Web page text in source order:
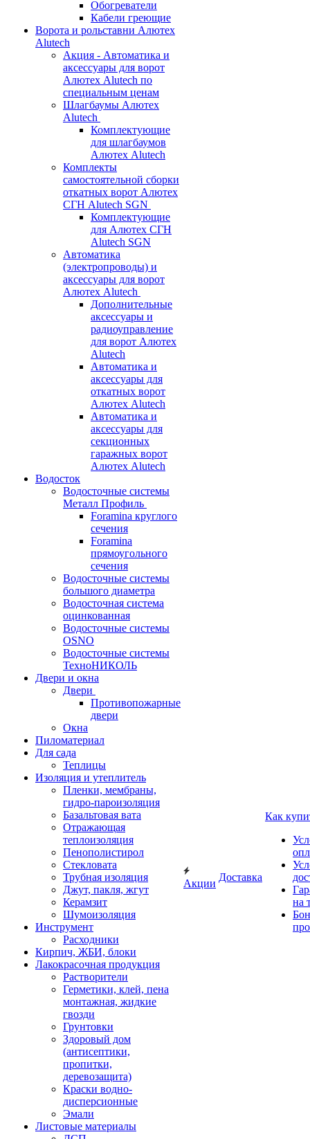
Обогреватели
Кабели греющие
Ворота и рольставни Алютех
Alutech
Акция - Автоматика и
аксессуары для ворот
Алютех Alutech по
специальным ценам
Шлагбаумы Алютех
Alutech
Комплектующие
для шлагбаумов
Алютех Alutech
Комплекты
самостоятельной сборки
откатных ворот Алютех
СГН Alutech SGN
Комплектующие
для Алютех СГН
Alutech SGN
Автоматика
(электропроводы) и
аксессуары для ворот
Алютех Alutech
Дополнительные
аксессуары и
радиоуправление
для ворот Алютех
Alutech
Автоматика и
аксессуары для
откатных ворот
Алютех Alutech
Автоматика и
аксессуары для
секционных
гаражных ворот
Алютех Alutech
Водосток
Водосточные системы
Металл Профиль
Foramina круглого
сечения
Foramina
прямоугольного
сечения
Водосточные системы
большого диаметра
Водосточная система
оцинкованная
Водосточные системы
OSNO
Водосточные системы
ТехноНИКОЛЬ
Двери и окна
Двери
Противопожарные
двери
Окна
Пиломатериал
Для сада
Теплицы
Изоляция и утеплитель
Пленки, мембраны,
гидро-пароизоляция
Базальтовая вата
Отражающая
теплоизоляция
Пенополистирол
Стекловата
Трубная изоляция
Джут, пакля, жгут
Керамзит
Шумоизоляция
Инструмент
Расходники
Кирпич, ЖБИ, блоки
Лакокрасочная продукция
Растворители
Герметики, клей, пена
монтажная, жидкие
гвозди
Грунтовки
Здоровый дом
(антисептики,
пропитки,
деревозащита)
Краски водно-
дисперсионные
Эмали
Листовые материалы
Акции
Доставка
Как
на